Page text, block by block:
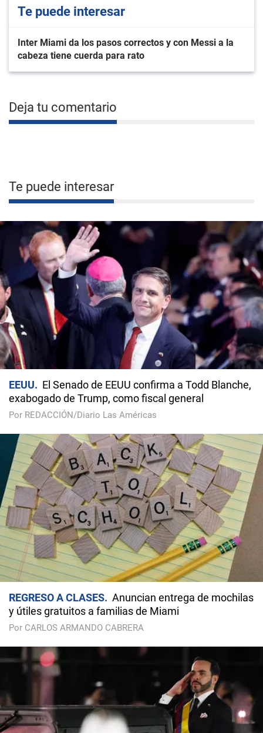
Te puede interesar
Inter Miami da los pasos correctos y con Messi a la
cabeza tiene cuerda para rato
Deja tu comentario
Te puede interesar
EEUU
El Senado de EEUU confirma a Todd Blanche,
exabogado de Trump, como fiscal general
Por REDACCIÓN/Diario Las Américas
REGRESO A CLASES
Anuncian entrega de mochilas
y útiles gratuitos a familias de Miami
Por CARLOS ARMANDO CABRERA